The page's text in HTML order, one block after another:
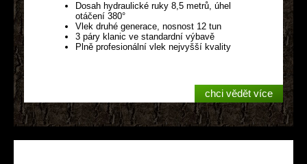
Dosah hydraulické ruky 8,5 metrů, úhel
otáčení 380°
Vlek druhé generace, nosnost 12 tun
3 páry klanic ve standardní výbavě
Plně profesionální vlek nejvyšší kvality
chci vědět více